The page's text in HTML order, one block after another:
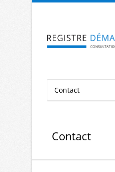
Aller à la navigation Aller au contenu
Contact